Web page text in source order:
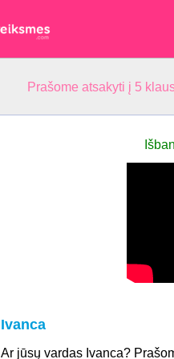
Prašome atsakyti į 5
Ivanca
Ar jūsų vardas Ivanca?